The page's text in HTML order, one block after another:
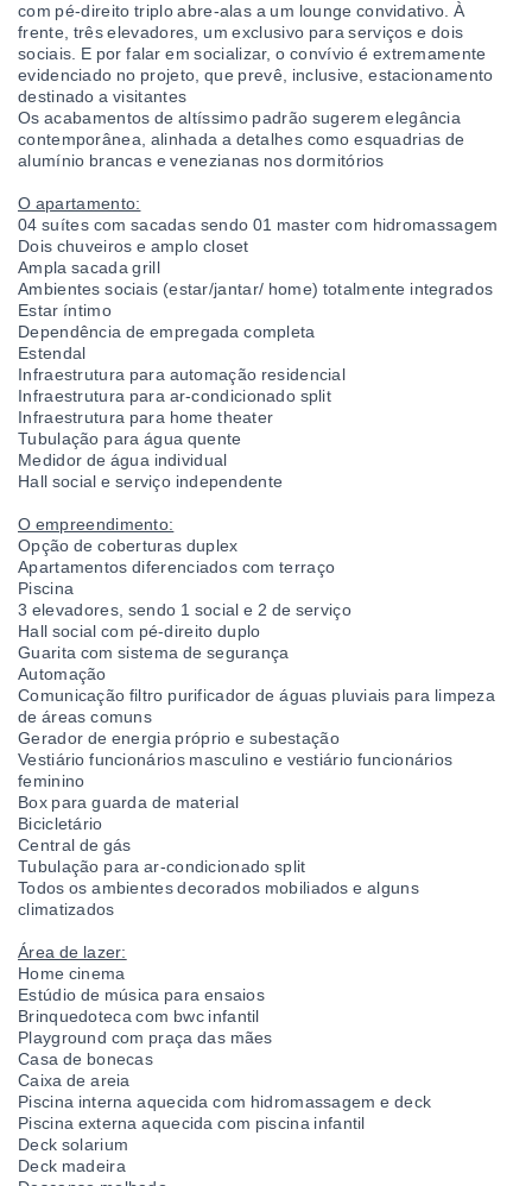
com pé-direito triplo abre-alas a um lounge convidativo. À
frente, três elevadores, um exclusivo para serviços e dois
sociais. E por falar em socializar, o convívio é extremamente
evidenciado no projeto, que prevê, inclusive, estacionamento
destinado a visitantes
Os acabamentos de altíssimo padrão sugerem elegância
contemporânea, alinhada a detalhes como esquadrias de
alumínio brancas e venezianas nos dormitórios
O apartamento:
04 suítes com sacadas sendo 01 master com hidromassagem
Dois chuveiros e amplo closet
Ampla sacada grill
Ambientes sociais (estar/jantar/ home) totalmente integrados
Estar íntimo
Dependência de empregada completa
Estendal
Infraestrutura para automação residencial
Infraestrutura para ar-condicionado split
Infraestrutura para home theater
Tubulação para água quente
Medidor de água individual
Hall social e serviço independente
O empreendimento:
Opção de coberturas duplex
Apartamentos diferenciados com terraço
Piscina
3 elevadores, sendo 1 social e 2 de serviço
Hall social com pé-direito duplo
Guarita com sistema de segurança
Automação
Comunicação filtro purificador de águas pluviais para limpeza
de áreas comuns
Gerador de energia próprio e subestação
Vestiário funcionários masculino e vestiário funcionários
feminino
Box para guarda de material
Bicicletário
Central de gás
Tubulação para ar-condicionado split
Todos os ambientes decorados mobiliados e alguns
climatizados
Área de lazer:
Home cinema
Estúdio de música para ensaios
Brinquedoteca com bwc infantil
Playground com praça das mães
Casa de bonecas
Caixa de areia
Piscina interna aquecida com hidromassagem e deck
Piscina externa aquecida com piscina infantil
Deck solarium
Deck madeira